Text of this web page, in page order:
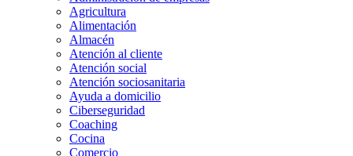
Agricultura
Alimentación
Almacén
Atención al cliente
Atención social
Atención sociosanitaria
Ayuda a domicilio
Ciberseguridad
Coaching
Cocina
Comercio